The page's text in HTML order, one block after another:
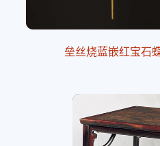
垒丝烧蓝嵌红宝石